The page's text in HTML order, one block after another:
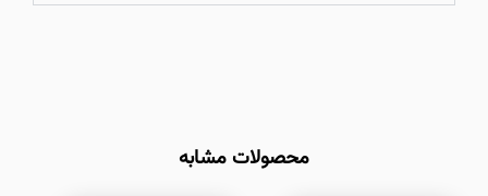
محصولات مشابه